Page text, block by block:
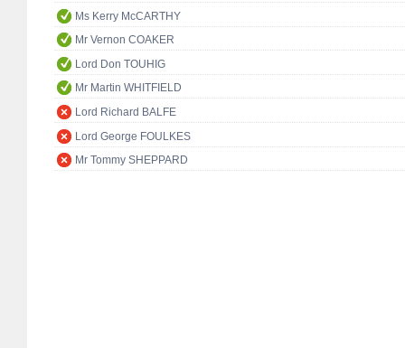
Ms Kerry McCARTHY
Mr Vernon COAKER
Lord Don TOUHIG
Mr Martin WHITFIELD
Lord Richard BALFE
Lord George FOULKES
Mr Tommy SHEPPARD